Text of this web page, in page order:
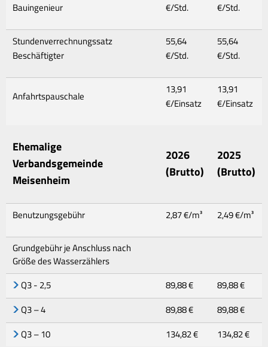
Bauingenieur €/Std. €/Std.
Stundenverrechnungssatz
Beschäftigter
55,64
€/Std.
55,64
€/Std.
Anfahrtspauschale
13,91
€/Einsatz
13,91
€/Einsatz
Ehemalige
Verbandsgemeinde
Meisenheim
2026
(Brutto)
2025
(Brutto)
Benutzungsgebühr 2,87 €/m³ 2,49 €/m³
Grundgebühr je Anschluss nach
Größe des Wasserzählers
Q3 - 2,5
89,88 €
89,88 €
Q3 – 4
89,88 €
89,88 €
Q3 – 10
134,82 €
134,82 €